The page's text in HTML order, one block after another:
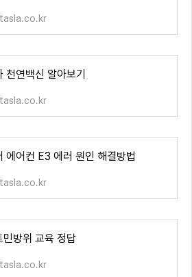
천연백신 알아보기
에어컨 E3 에러 원인 해결방법
민방위 교육 정답